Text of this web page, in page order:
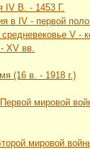
IV В. - 1453 Г.
в IV - первой
V -
XV вв.
(16 в. - 1918 г.)
мировой
мировой